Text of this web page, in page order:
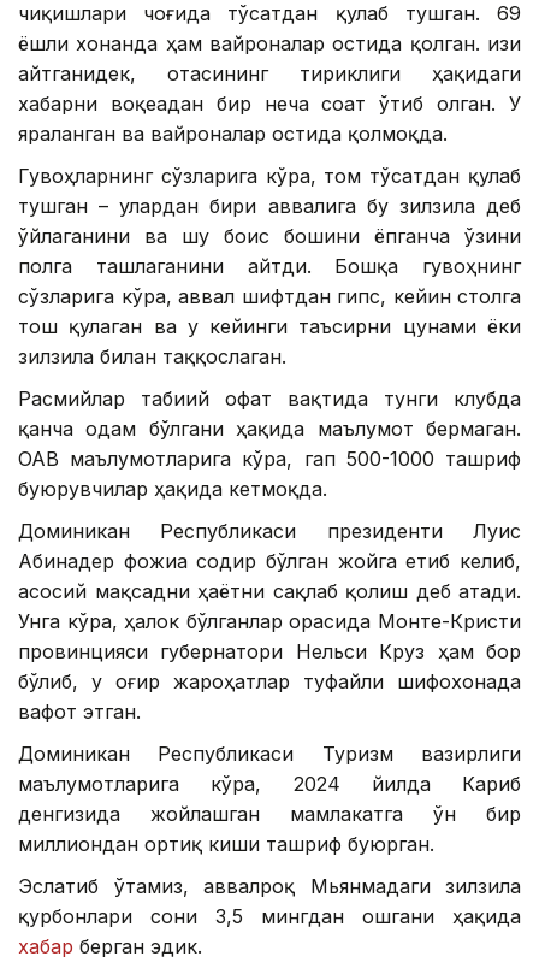
чиқишлари чоғида тўсатдан қулаб тушган. 69
ёшли хонанда ҳам вайроналар остида қолган. Қизи
айтганидек, отасининг тириклиги ҳақидаги
хабарни воқеадан бир неча соат ўтиб олган. У
яраланган ва вайроналар остида қолмоқда.
Гувоҳларнинг сўзларига кўра, том тўсатдан қулаб
тушган – улардан бири аввалига бу зилзила деб
ўйлаганини ва шу боис бошини ёпганча ўзини
полга ташлаганини айтди. Бошқа гувоҳнинг
сўзларига кўра, аввал шифтдан гипс, кейин столга
тош қулаган ва у кейинги таъсирни цунами ёки
зилзила билан таққослаган.
Расмийлар табиий офат вақтида тунги клубда
қанча одам бўлгани ҳақида маълумот бермаган.
ОАВ маълумотларига кўра, гап 500-1000 ташриф
буюрувчилар ҳақида кетмоқда.
Доминикан Республикаси президенти Луис
Абинадер фожиа содир бўлган жойга етиб келиб,
асосий мақсадни ҳаётни сақлаб қолиш деб атади.
Унга кўра, ҳалок бўлганлар орасида Монте-Кристи
провинцияси губернатори Нельси Круз ҳам бор
бўлиб, у оғир жароҳатлар туфайли шифохонада
вафот этган.
Доминикан Республикаси Туризм вазирлиги
маълумотларига кўра, 2024 йилда Кариб
денгизида жойлашган мамлакатга ўн бир
миллиондан ортиқ киши ташриф буюрган.
Эслатиб ўтамиз, аввалроқ Мьянмадаги зилзила
қурбонлари сони 3,5 мингдан ошгани ҳақида
хабар берган эдик.